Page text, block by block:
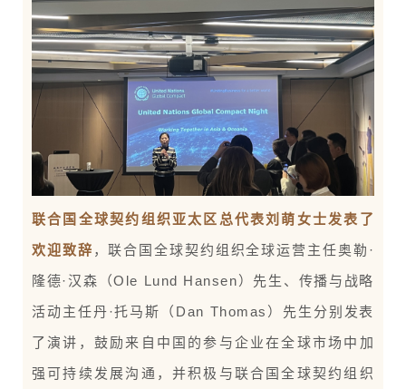
联合国全球契约组织亚太区总代表刘萌女士发表了
欢迎致辞 ，联合国全球契约组织全球运营主任奥勒·
隆德·汉森（Ole Lund Hansen）先生、传播与战略
活动主任丹·托马斯（Dan Thomas）先生分别发表
了演讲，鼓励来自中国的参与企业在全球市场中加
强可持续发展沟通，并积极与联合国全球契约组织